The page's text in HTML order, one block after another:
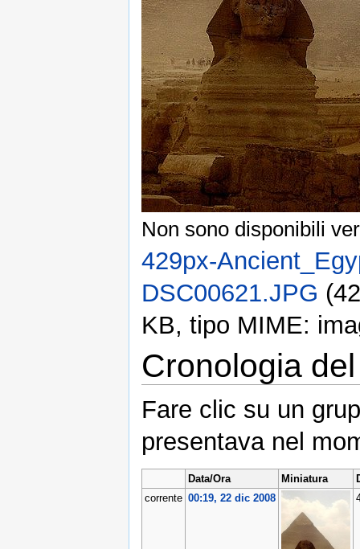
Non sono disponibili
429px-
DSC00621.JPG
KB, tipo MIME:
Cronologia
Fare clic su un
presentava nel
Data/Ora Miniatura
corrente 00:19, 22 dic 2008